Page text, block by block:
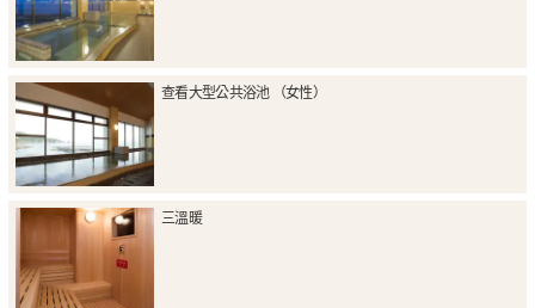
查看大型公共浴池 （女性）
三溫暖